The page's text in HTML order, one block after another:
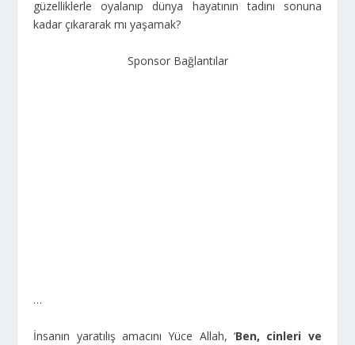
güzelliklerle oyalanıp dünya hayatının tadını sonuna
kadar çıkararak mı yaşamak?
Sponsor Bağlantılar
…
İnsanın yaratılış amacını Yüce Allah, ‘Ben, cinleri ve